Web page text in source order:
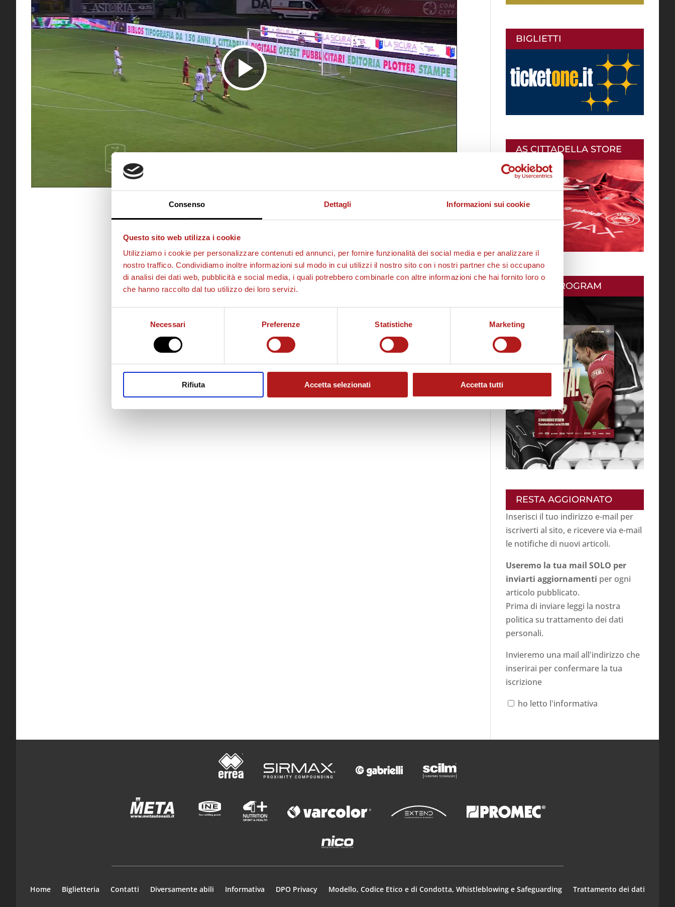
Consenso Dettagli Informazioni sui cookie
Questo sito web utilizza i cookie
Utilizziamo i cookie per personalizzare contenuti ed annunci, per fornire funzionalità dei social media e per analizzare il
nostro traffico. Condividiamo inoltre informazioni sul modo in cui utilizzi il nostro sito con i nostri partner che si occupano
di analisi dei dati web, pubblicità e social media, i quali potrebbero combinarle con altre informazioni che hai fornito loro o
che hanno raccolto dal tuo utilizzo dei loro servizi.
Necessari Preferenze Statistiche Marketing
Rifiuta Accetta selezionati Accetta tutti
R
o
d
u
BIGLIETTI
AS CITTADELLA STORE
MATCH PROGRAM
RESTA AGGIORNATO
Inserisci il tuo indirizzo e-mail per
iscriverti al sito, e ricevere via e-mail
le notifiche di nuovi articoli.
Useremo la tua mail SOLO per
inviarti aggiornamenti per ogni
articolo pubblicato.
Prima di inviare leggi la nostra
politica su trattamento dei dati
personali.
Invieremo una mail all'indirizzo che
inserirai per confermare la tua
iscrizione
ho letto l'informativa
Home Biglietteria Contatti Diversamente abili Informativa DPO Privacy Modello, Codice Etico e di Condotta, Whistleblowing e Safeguarding Trattamento dei dati